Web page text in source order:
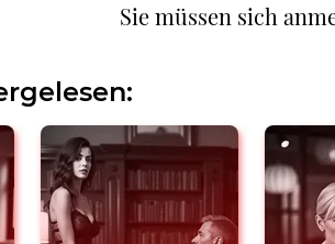
Sie müssen sich